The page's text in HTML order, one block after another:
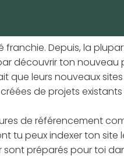
franchie. Depuis, la
découvrir ton nouveau
que leurs nouveaux
de projets
de référencement
tu peux indexer ton
sont préparés pour toi